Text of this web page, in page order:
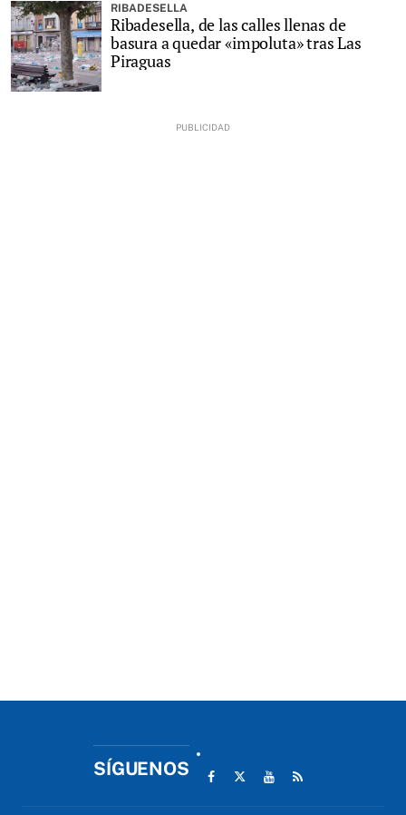
RIBADESELLA
Ribadesella, de las calles llenas de
basura a quedar «impoluta» tras Las
Piraguas
SÍGUENOS